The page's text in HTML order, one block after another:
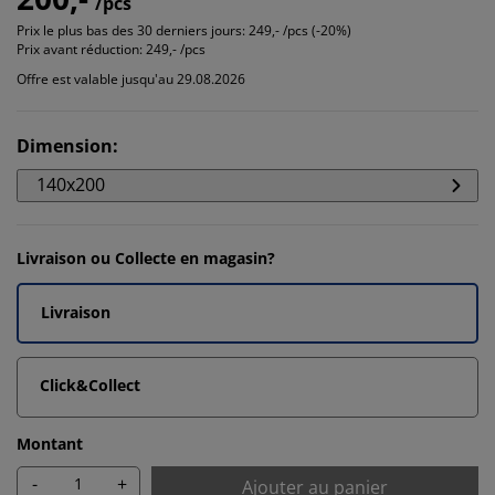
Prix le plus bas des 30 derniers jours: 249,- /pcs (-20%)
Prix avant réduction: 249,- /pcs
Offre est valable jusqu'au 29.08.2026
Dimension:
140x200
Livraison ou Collecte en magasin?
Livraison
Click&Collect
Montant
- + Ajouter au panier